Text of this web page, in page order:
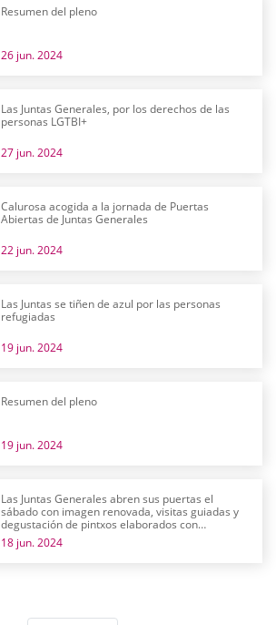
Resumen del pleno
26 jun. 2024
Las Juntas Generales, por los derechos de las
personas LGTBI+
27 jun. 2024
Calurosa acogida a la jornada de Puertas
Abiertas de Juntas Generales
22 jun. 2024
Las Juntas se tiñen de azul por las personas
refugiadas
19 jun. 2024
Resumen del pleno
19 jun. 2024
Las Juntas Generales abren sus puertas el
sábado con imagen renovada, visitas guiadas y
degustación de pintxos elaborados con
productos alaveses
18 jun. 2024